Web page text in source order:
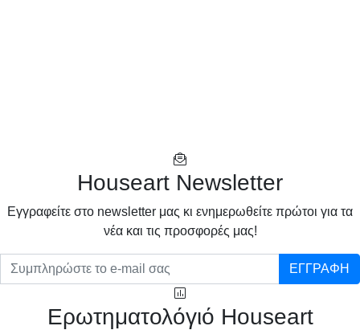
Houseart Newsletter
Eγγραφείτε στο newsletter μας κι ενημερωθείτε πρώτοι για τα
νέα και τις προσφορές μας!
ΕΓΓΡΑΦΗ
Ερωτηματολόγιό Houseart